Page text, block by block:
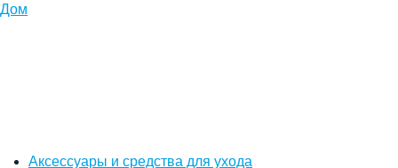
Дом
Аксессуары и средства для ухода